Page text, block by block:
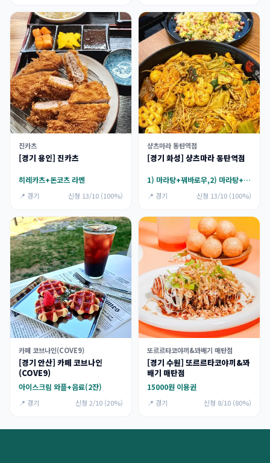
진카츠
[경기 용인] 진카츠
히레카츠+돈코츠 라멘
📍 경기 신청 13/10 (100%)
샹츠마라 동탄역점
[경기 화성] 샹츠마라 동탄역점
1) 마라탕+꿔바로우,2) 마라탕+크림새우(깐풍새우),3) 마라샹궈+꿔바로우,4) 마라샹궈+크림새우(깐풍새우)
📍 경기 신청 13/10 (100%)
카페 코브나인(COVE9)
[경기 안산] 카페 코브나인
(COVE9)
아이스크림 와플+음료(2잔)
📍 경기 신청 2/10 (20%)
또르르타코야끼&꽈배기 매탄점
[경기 수원] 또르르타코야끼&꽈
배기 매탄점
15000원 이용권
📍 경기 신청 8/10 (80%)